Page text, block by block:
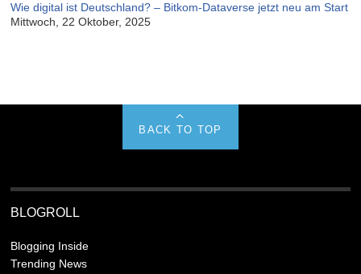
Wie digital ist Deutschland? – Bitkom-Dataverse jetzt neu am Start
Mittwoch, 22 Oktober, 2025
BACK TO TOP
BLOGROLL
Blogging Inside
Trending News